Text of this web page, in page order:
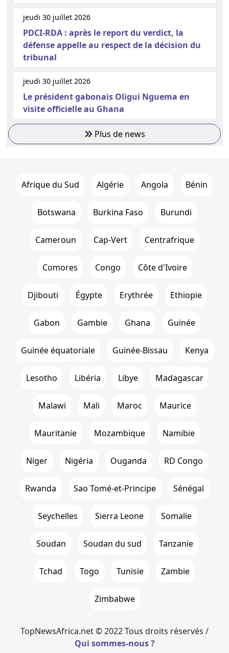
jeudi 30 juillet 2026
PDCI-RDA : après le report du verdict, la
défense appelle au respect de la décision du
tribunal
jeudi 30 juillet 2026
Le président gabonais Oligui Nguema en
visite officielle au Ghana
Plus de news
Afrique du Sud Algérie Angola Bénin
Botswana Burkina Faso Burundi
Cameroun Cap-Vert Centrafrique
Comores Congo Côte d'Ivoire
Djibouti Égypte Erythrée Ethiopie
Gabon Gambie Ghana Guinée
Guinée équatoriale Guinée-Bissau Kenya
Lesotho Libéria Libye Madagascar
Malawi Mali Maroc Maurice
Mauritanie Mozambique Namibie
Niger Nigéria Ouganda RD Congo
Rwanda Sao Tomé-et-Principe Sénégal
Seychelles Sierra Leone Somalie
Soudan Soudan du sud Tanzanie
Tchad Togo Tunisie Zambie
Zimbabwe
TopNewsAfrica.net © 2022 Tous droits réservés /
Qui sommes-nous ?